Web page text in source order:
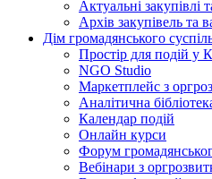
Актуальні закупівлі
Архів закупівель та
Дім громадянського
Простір для подій у
NGO Studio
Маркетплейс з
Аналітична
Календар подій
Онлайн курси
Форум
Вебінари з